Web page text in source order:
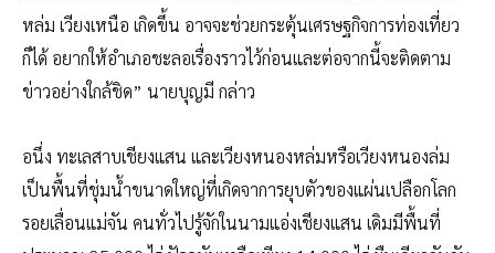
หล่ม เวียงเหนือ เกิดขึ้น อาจจะช่วยกระตุ้นเศรษฐกิจการท่องเที่ยว
ก็ได้ อยากให้อำเภอชะลอเรื่องราวไว้ก่อนและต่อจากนี้จะติดตาม
ข่าวอย่างใกล้ชิด” นายบุญมี กล่าว
อนึ่ง ทะเลสาบเชียงแสน และเวียงหนองหล่มหรือเวียงหนองล่ม
เป็นพื้นที่ชุ่มน้ำขนาดใหญ่ที่เกิดจาการยุบตัวของแผ่นเปลือกโลก
รอยเลื่อนแม่จัน คนทั่วไปรู้จักในนามแอ่งเชียงแสน เดิมมีพื้นที่